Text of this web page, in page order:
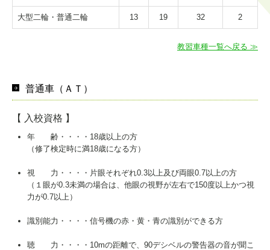
大型二輪・普通二輪 13 19 32 2
教習車種一覧へ戻る ≫
普通車（ＡＴ）
【 入校資格 】
年 齢・・・・18歳以上の方
（修了検定時に満18歳になる方）
視 力・・・・片眼それぞれ0.3以上及び両眼0.7以上の方
（１眼が0.3未満の場合は、他眼の視野が左右で150度以上かつ視
力が0.7以上）
識別能力・・・・信号機の赤・黄・青の識別ができる方
聴 力・・・・10mの距離で、90デシベルの警告器の音が聞こ